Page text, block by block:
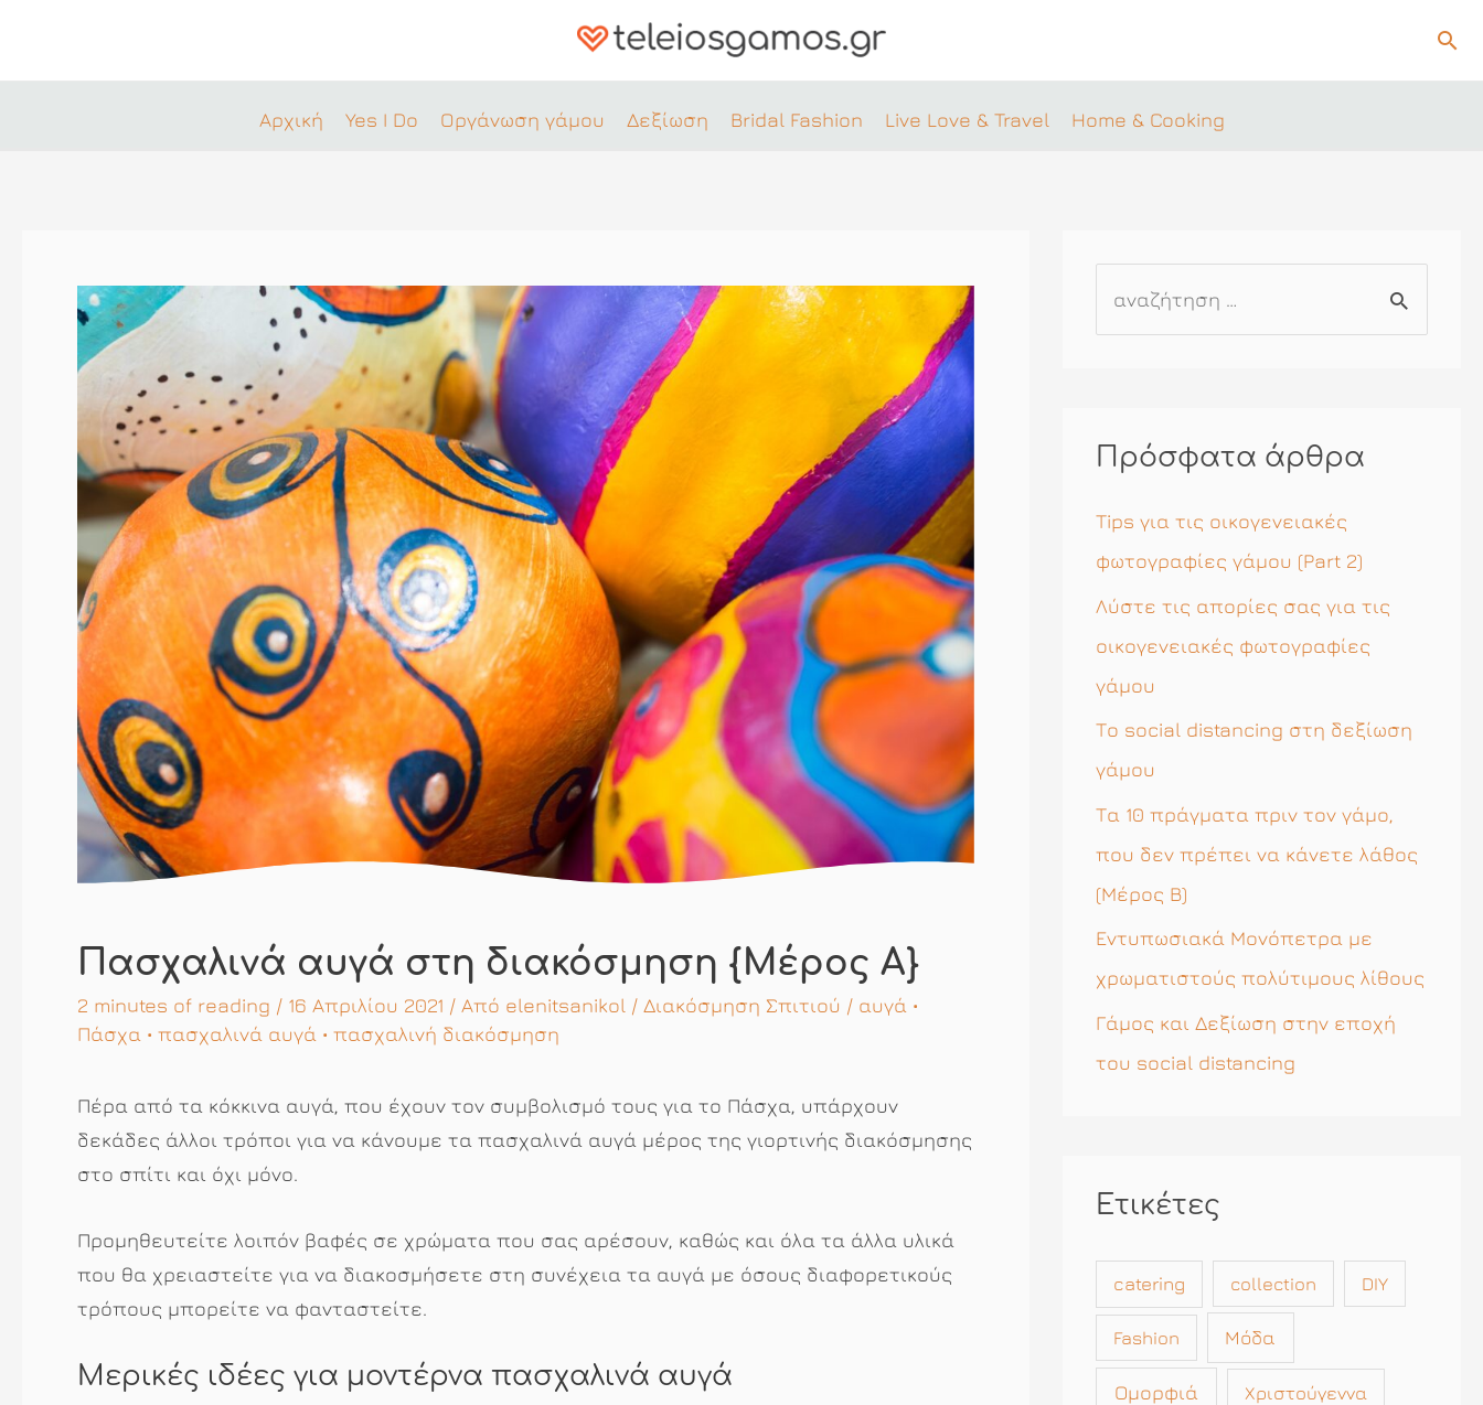
περιεχόμενο
Αρχική Yes I Do Οργάνωση γάμου Δεξίωση Bridal Fashion Live Love & Travel Home & Cooking
Πασχαλινά αυγά στη διακόσμηση {Μέρος Α}
2 minutes of reading / 16 Απριλίου 2021 / Από elenitsanikol / Διακόσμηση Σπιτιού / αυγά •
Πάσχα • πασχαλινά αυγά • πασχαλινή διακόσμηση
Πέρα από τα κόκκινα αυγά, που έχουν τον συμβολισμό τους για το Πάσχα, υπάρχουν
δεκάδες άλλοι τρόποι για να κάνουμε τα πασχαλινά αυγά μέρος της γιορτινής διακόσμησης
στο σπίτι και όχι μόνο.
Προμηθευτείτε λοιπόν βαφές σε χρώματα που σας αρέσουν, καθώς και όλα τα άλλα υλικά
που θα χρειαστείτε για να διακοσμήσετε στη συνέχεια τα αυγά με όσους διαφορετικούς
τρόπους μπορείτε να φανταστείτε.
Μερικές ιδέες για μοντέρνα πασχαλινά αυγά
ή
η
σ
η
γ
ι
α
Πρόσφατα άρθρα
Tips για τις οικογενειακές
φωτογραφίες γάμου (Part 2)
Λύστε τις απορίες σας για τις
οικογενειακές φωτογραφίες
γάμου
Το social distancing στη δεξίωση
γάμου
Τα 10 πράγματα πριν τον γάμο,
που δεν πρέπει να κάνετε λάθος
(Μέρος Β)
Εντυπωσιακά Μονόπετρα με
χρωματιστούς πολύτιμους λίθους
Γάμος και Δεξίωση στην εποχή
του social distancing
Ετικέτες
catering collection DIY
Fashion Μόδα
Ομορφιά Χριστούγεννα